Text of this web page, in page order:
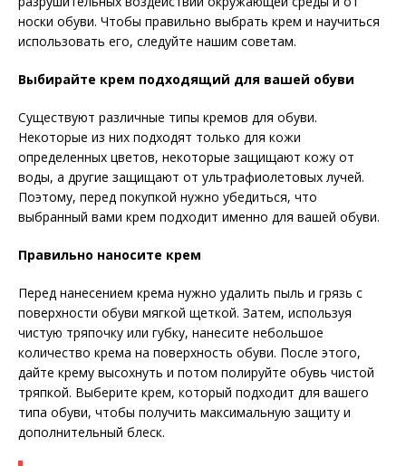
носки обуви. Чтобы правильно выбрать крем и научиться
использовать его, следуйте нашим советам.
Выбирайте крем подходящий для вашей обуви
Существуют различные типы кремов для обуви.
Некоторые из них подходят только для кожи
определенных цветов, некоторые защищают кожу от
воды, а другие защищают от ультрафиолетовых лучей.
Поэтому, перед покупкой нужно убедиться, что
выбранный вами крем подходит именно для вашей обуви.
Правильно наносите крем
Перед нанесением крема нужно удалить пыль и грязь с
поверхности обуви мягкой щеткой. Затем, используя
чистую тряпочку или губку, нанесите небольшое
количество крема на поверхность обуви. После этого,
дайте крему высохнуть и потом полируйте обувь чистой
тряпкой. Выберите крем, который подходит для вашего
типа обуви, чтобы получить максимальную защиту и
дополнительный блеск.